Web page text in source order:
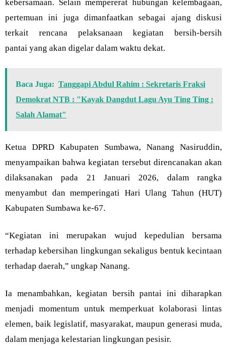
kebersamaan. Selain mempererat hubungan kelembagaan,
pertemuan ini juga dimanfaatkan sebagai ajang diskusi
terkait rencana pelaksanaan kegiatan bersih-bersih
pantai yang akan digelar dalam waktu dekat.
Baca Juga: Tanggapi Abdul Rahim : Sekretaris Fraksi
Demokrat NTB : "Kayak Dangdut Lagu Ayu Ting Ting :
Salah Alamat"
Ketua DPRD Kabupaten Sumbawa, Nanang Nasiruddin,
menyampaikan bahwa kegiatan tersebut direncanakan akan
dilaksanakan pada 21 Januari 2026, dalam rangka
menyambut dan memperingati Hari Ulang Tahun (HUT)
Kabupaten Sumbawa ke-67.
“Kegiatan ini merupakan wujud kepedulian bersama
terhadap kebersihan lingkungan sekaligus bentuk kecintaan
terhadap daerah,” ungkap Nanang.
Ia menambahkan, kegiatan bersih pantai ini diharapkan
menjadi momentum untuk memperkuat kolaborasi lintas
elemen, baik legislatif, masyarakat, maupun generasi muda,
dalam menjaga kelestarian lingkungan pesisir.